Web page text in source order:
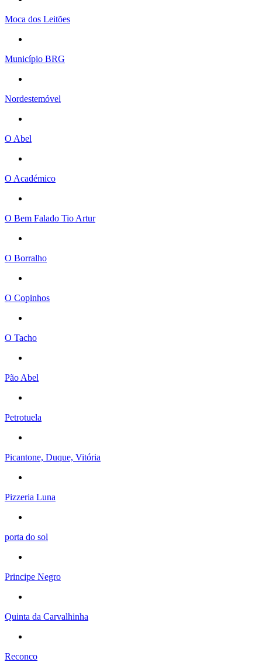
Moca dos Leitões
Município BRG
Nordestemóvel
O Abel
O Académico
O Bem Falado Tio Artur
O Borralho
O Copinhos
O Tacho
Pão Abel
Petrotuela
Picantone, Duque, Vitória
Pizzeria Luna
porta do sol
Principe Negro
Quinta da Carvalhinha
Reconco